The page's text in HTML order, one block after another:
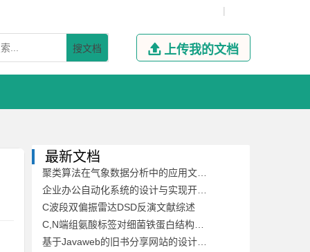
|
搜文档  上传我的文档
最新文档
C波段双偏振雷达DSD反演文献综述